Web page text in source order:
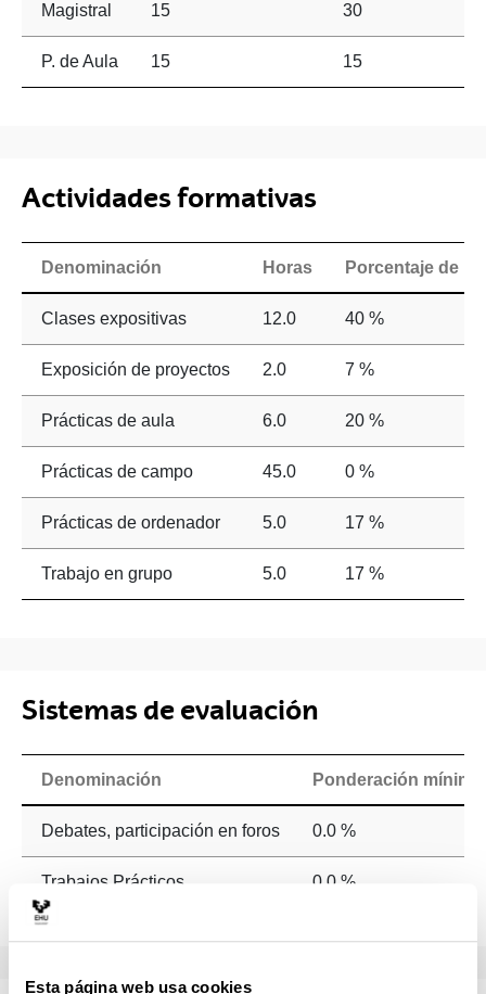
Esta página web usa cookies
Magistral 15 30
P. de Aula 15 15
Actividades formativas
Denominación Horas Porcentaje de
Clases expositivas 12.0 40 %
Exposición de proyectos 2.0 7 %
Prácticas de aula 6.0 20 %
Prácticas de campo 45.0 0 %
Prácticas de ordenador 5.0 17 %
Trabajo en grupo 5.0 17 %
Sistemas de evaluación
Denominación Ponderación mínima
Debates, participación en foros 0.0 %
Trabajos Prácticos 0.0 %